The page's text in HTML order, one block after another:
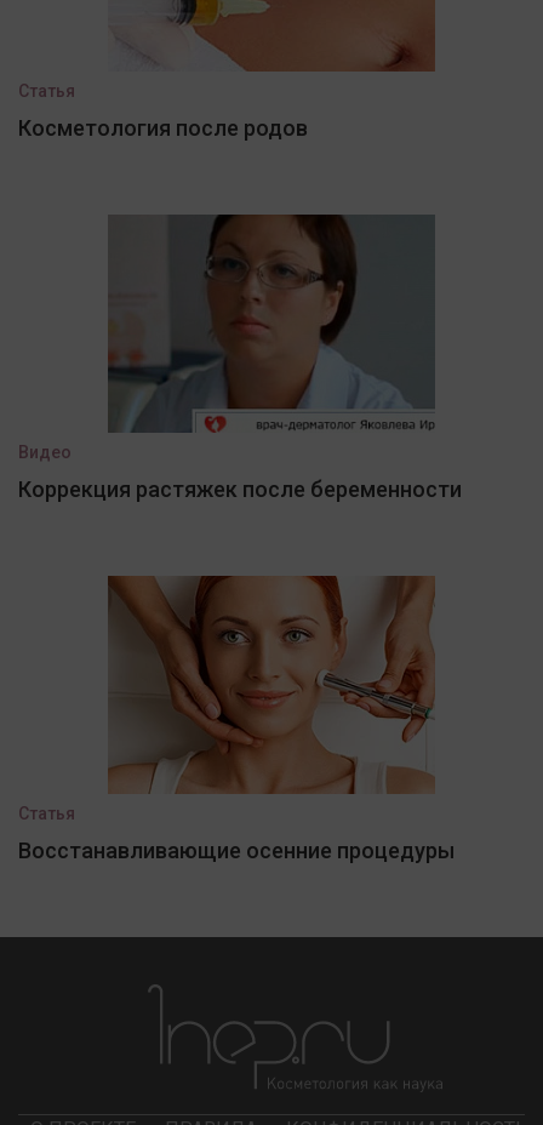
Статья
Косметология после родов
Видео
Коррекция растяжек после беременности
Статья
Восстанавливающие осенние процедуры